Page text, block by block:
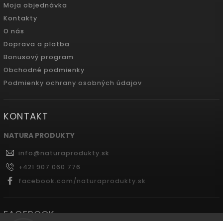
Moja objednávka
Kontakty
O nás
Doprava a platba
Bonusový program
Obchodné podmienky
Podmienky ochrany osobných údajov
KONTAKT
NATURA PRODUKTY
info@naturaprodukty.sk
+421 907 060 776
facebook.com/naturaprodukty.sk
FACEBOOK